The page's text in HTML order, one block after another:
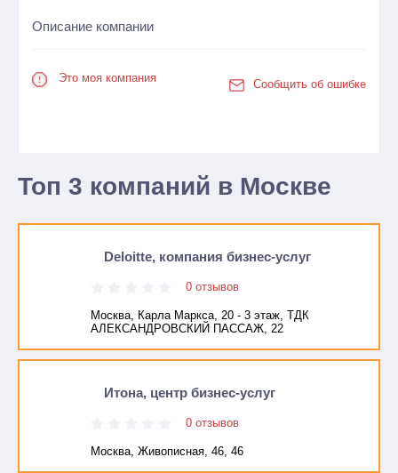
Описание компании
Это моя компания Сообщить об ошибке
Топ 3 компаний в Москве
Deloitte, компания бизнес-услуг
0 отзывов
Москва, Карла Маркса, 20 - 3 этаж, ТДК
АЛЕКСАНДРОВСКИЙ ПАССАЖ, 22
Итона, центр бизнес-услуг
0 отзывов
Москва, Живописная, 46, 46